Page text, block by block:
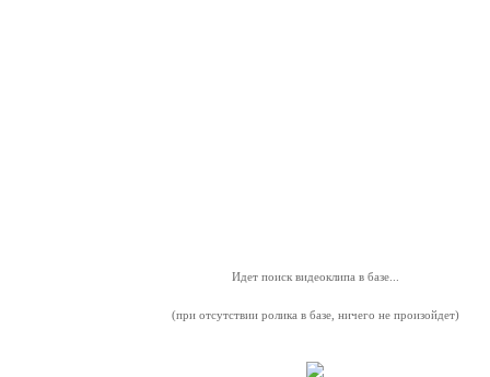
Идет поиск видеоклипа в базе...
(при отсутствии ролика в базе, ничего не произойдет)